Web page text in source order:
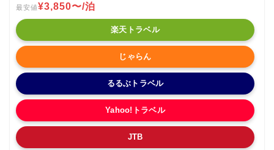
最安値¥3,850〜/泊
楽天トラベル
じゃらん
るるぶトラベル
Yahoo!トラベル
JTB